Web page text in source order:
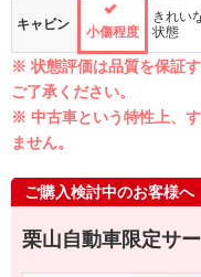
キャビン 小傷程度
きれい
状態
※ 状態評価は品質を保証
ご了承ください。
※ 中古車という特性上、
ません。
ご購入検討中のお客様へ
栗山自動車限定サ